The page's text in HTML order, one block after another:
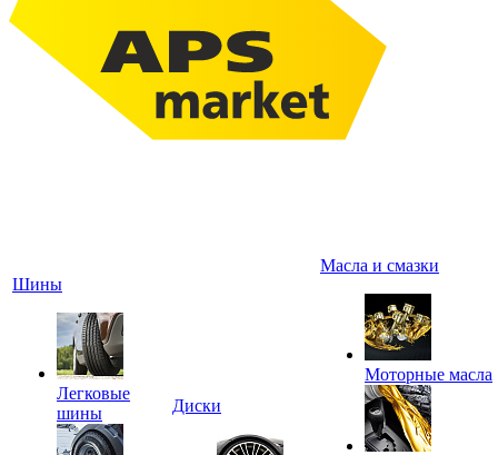
Шины
Легковые
шины
Диски
Масла и смазки
Моторные масла